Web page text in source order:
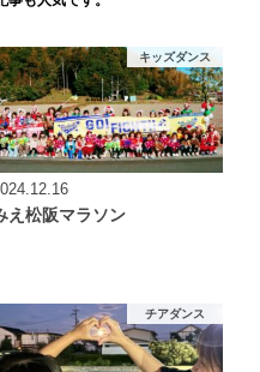
キッズダンス
え松阪マラソン
チアダンス